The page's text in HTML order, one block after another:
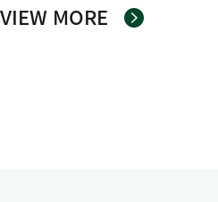
https://forms.gle/
VIEW MORE